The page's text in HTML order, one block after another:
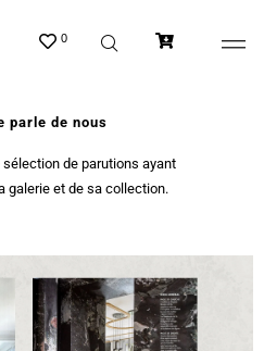
0
parle de nous
de parutions ayant
galerie et de sa collection.